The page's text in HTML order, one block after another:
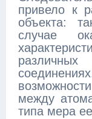
привело к
объекта:
случае
между
типа мера